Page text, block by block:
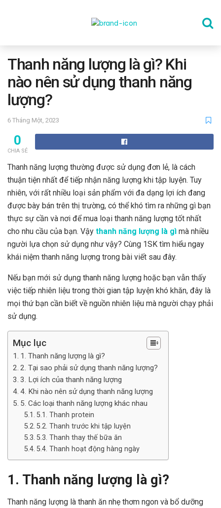
THỂ DỤC
DINH DƯỠNG
CÔNG NGHỆ
Thanh năng lượng là gì? Khi
nào nên sử dụng thanh năng
lượng?
6 Tháng Một, 2023
0
CHIA SẺ
Thanh năng lượng thường được sử dụng đơn lẻ, là cách
thuận tiện nhất để tiếp nhận năng lượng khi tập luyện. Tuy
nhiên, với rất nhiều loại sản phẩm với đa dạng lợi ích đang
được bày bán trên thị trường, có thể khó tìm ra những gì bạn
thực sự cần và nơi để mua loại thanh năng lượng tốt nhất
cho nhu cầu của bạn. Vậy thanh năng lượng là gì mà nhiều
người lựa chọn sử dụng như vậy? Cùng 1SK tìm hiểu ngay
khái niệm thanh năng lượng trong bài viết sau đây.
Nếu bạn mới sử dụng thanh năng lượng hoặc bạn vẫn thấy
việc tiếp nhiên liệu trong thời gian tập luyện khó khăn, đây là
mọi thứ bạn cần biết về nguồn nhiên liệu mà người chạy phải
sử dụng.
Mục lục
1. Thanh năng lượng là gì?
2. Tại sao phải sử dụng thanh năng lượng?
3. Lợi ích của thanh năng lượng
4. Khi nào nên sử dụng thanh năng lượng
5. Các loại thanh năng lượng khác nhau
5.1. Thanh protein
5.2. Thanh trước khi tập luyện
5.3. Thanh thay thế bữa ăn
5.4. Thanh hoạt động hàng ngày
1. Thanh năng lượng là gì?
Thanh năng lượng là thanh ăn nhẹ thơm ngon và bổ dưỡng